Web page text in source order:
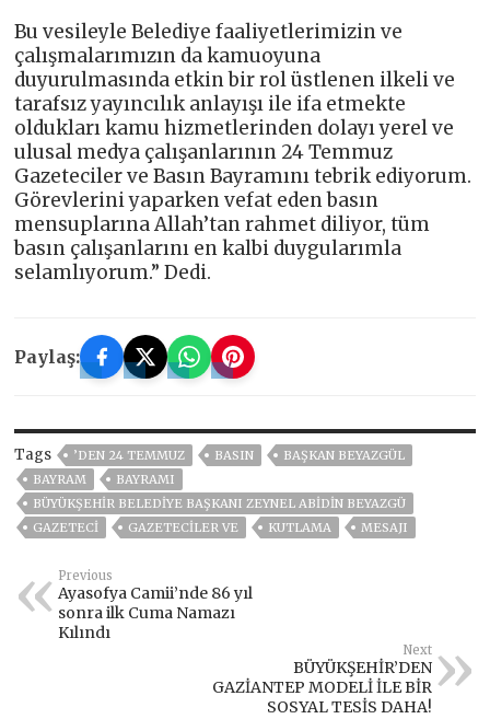
Bu vesileyle Belediye faaliyetlerimizin ve
çalışmalarımızın da kamuoyuna
duyurulmasında etkin bir rol üstlenen ilkeli ve
tarafsız yayıncılık anlayışı ile ifa etmekte
oldukları kamu hizmetlerinden dolayı yerel ve
ulusal medya çalışanlarının 24 Temmuz
Gazeteciler ve Basın Bayramını tebrik ediyorum.
Görevlerini yaparken vefat eden basın
mensuplarına Allah’tan rahmet diliyor, tüm
basın çalışanlarını en kalbi duygularımla
selamlıyorum.” Dedi.
Paylaş:
Tags ’DEN 24 TEMMUZ BASIN
BAŞKAN BEYAZGÜL
BAYRAM
BAYRAMI
BÜYÜKŞEHIR BELEDIYE BAŞKANI ZEYNEL ABIDIN BEYAZGÜ
GAZETECİ
GAZETECILER VE KUTLAMA MESAJI
Previous
Ayasofya Camii’nde 86 yıl
sonra ilk Cuma Namazı
Kılındı
Next
BÜYÜKŞEHİR’DEN
GAZİANTEP MODELİ İLE BİR
SOSYAL TESİS DAHA!